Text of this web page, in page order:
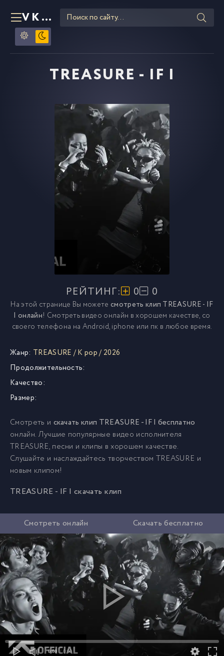
VKLIPE RU
TREASURE - IF I
РЕЙТИНГ: 0 0
На этой странице Вы можете смотреть клип TREASURE - IF
I онлайн! Смотреть видео онлайн в хорошем качестве, со
своего телефона на Android, iphone или пк в любое время.
Жанр: TREASURE /K pop/ 2026
Продолжительность:
Качество:
Размер:
Смотреть и скачать клип TREASURE - IF I бесплатно
онлайн. Лучшие популярные видео исполнителя
TREASURE, песни и клипы в хорошем качестве.
Слушайте и наслаждайтесь творчеством TREASURE и
новым клипом!
TREASURE - IF I скачать клип
Смотреть онлайн Скачать бесплатно
0:00 / 0:00